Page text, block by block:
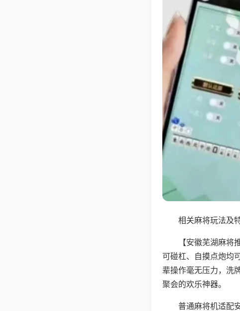
相关麻将玩法及
【安徽芜湖麻
可碰杠、自摸点炮均
辈操作毫无压力，洗
聚会的欢乐神器。
普通麻将机适配